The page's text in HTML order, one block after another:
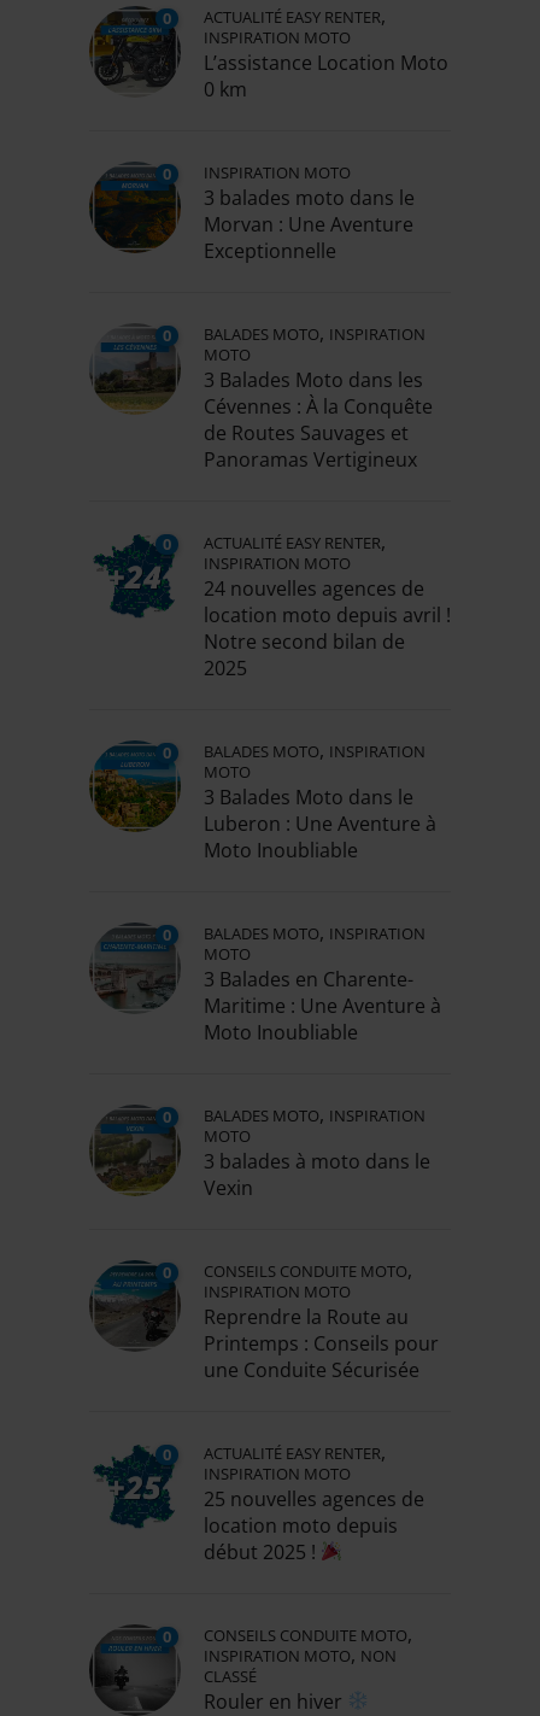
0 ACTUALITÉ EASY RENTER,
INSPIRATION MOTO
L’assistance Location Moto
0 km
0 INSPIRATION MOTO
3 balades moto dans le
Morvan : Une Aventure
Exceptionnelle
0 BALADES MOTO, INSPIRATION
MOTO
3 Balades Moto dans les
Cévennes : À la Conquête
de Routes Sauvages et
Panoramas Vertigineux
0 ACTUALITÉ EASY RENTER,
INSPIRATION MOTO
24 nouvelles agences de
location moto depuis avril !
Notre second bilan de
2025
0 BALADES MOTO, INSPIRATION
MOTO
3 Balades Moto dans le
Luberon : Une Aventure à
Moto Inoubliable
0 BALADES MOTO, INSPIRATION
MOTO
3 Balades en Charente-
Maritime : Une Aventure à
Moto Inoubliable
0 BALADES MOTO, INSPIRATION
MOTO
3 balades à moto dans le
Vexin
0 CONSEILS CONDUITE MOTO,
INSPIRATION MOTO
Reprendre la Route au
Printemps : Conseils pour
une Conduite Sécurisée
0 ACTUALITÉ EASY RENTER,
INSPIRATION MOTO
25 nouvelles agences de
location moto depuis
début 2025 !
0 CONSEILS CONDUITE MOTO,
INSPIRATION MOTO, NON
CLASSÉ
Rouler en hiver